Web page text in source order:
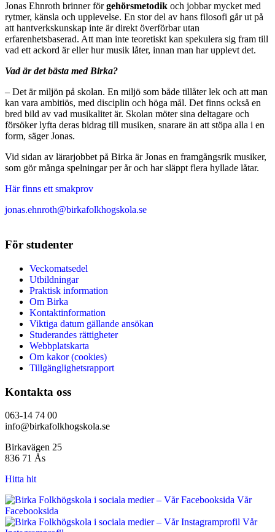
Jonas Ehnroth brinner förgehörsmetodik och jobbar mycket med
rytmer, känsla och upplevelse. En stor del av hans filosofi går ut på
att hantverkskunskap inte är direkt överförbar utan
erfarenhetsbaserad. Att man inte teoretiskt kan spekulera sig fram till
vad ett ackord är eller hur musik låter, innan man har upplevt det.
Vad är det bästa med Birka?
– Det är miljön på skolan. En miljö som både tillåter lek och att man
kan vara ambitiös, med disciplin och höga mål. Det finns också en
bred bild av vad musikalitet är. Skolan möter sina deltagare och
försöker lyfta deras bidrag till musiken, snarare än att stöpa alla i en
form, säger Jonas.
Vid sidan av lärarjobbet på Birka är Jonas en framgångsrik musiker,
som gör många spelningar per år och har släppt flera hyllade låtar.
Här finns ett smakprov
jonas.ehnroth@birkafolkhogskola.se
För studenter
Veckomatsedel
Utbildningar
Praktisk information
Om Birka
Kontaktinformation
Viktiga datum gällande ansökan
Studerandes rättigheter
Webbplatskarta
Om kakor (cookies)
Tillgänglighetsrapport
Kontakta oss
063-14 74 00
info@birkafolkhogskola.se
Birkavägen 25
836 71 Ås
Hitta hit
Vår
Facebooksida
Vår